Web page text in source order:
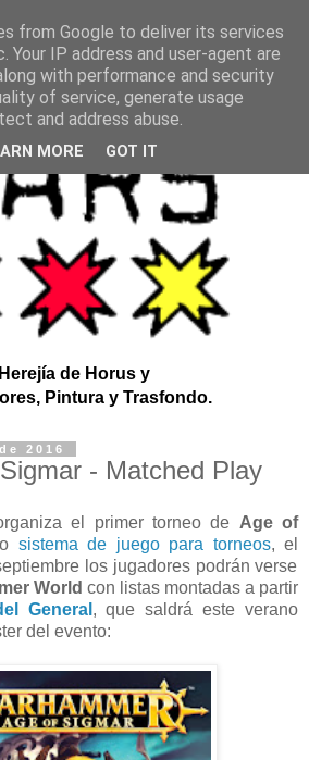
de Horus y
Pintura y Trasfondo.
2016
- Matched Play
el primer torneo de Age of
sistema de juego para torneos, el
los jugadores podrán verse
World con listas montadas a partir
General , que saldrá este verano
del evento:
from Google to deliver its services
Your IP address and user-agent are
with performance and security
of service, generate usage
and address abuse.
MORE GOT IT